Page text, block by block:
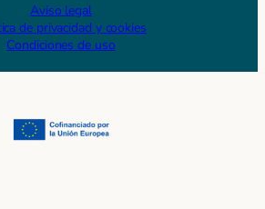
Aviso legal
de privacidad y cookies
Condiciones de uso